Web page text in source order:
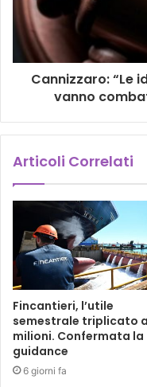
Cannizzaro: “Le
vanno
Articoli Correlati
Fincantieri, l’utile
semestrale triplicato a
milioni. Confermata la
guidance
6 giorni fa